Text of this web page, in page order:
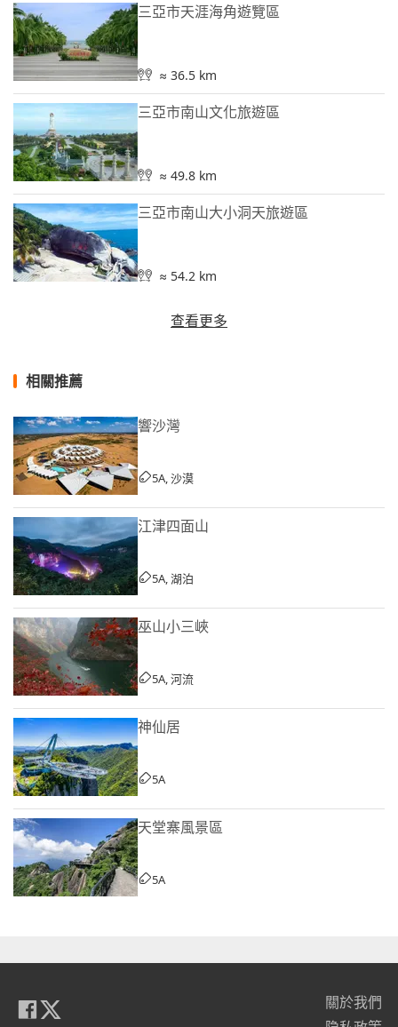
三亞市天涯海角遊覽區
≈ 36.5 km
三亞市南山文化旅遊區
≈ 49.8 km
三亞市南山大小洞天旅遊區
≈ 54.2 km
查看更多
相關推薦
響沙灣
5A, 沙漠
江津四面山
5A, 湖泊
巫山小三峽
5A, 河流
神仙居
5A
天堂寨風景區
5A
關於我們